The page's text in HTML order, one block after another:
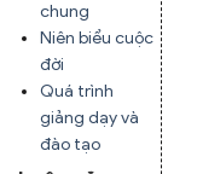
chung
Niên biểu cuộc
đời
Quá trình
giảng dạy và
đào tạo